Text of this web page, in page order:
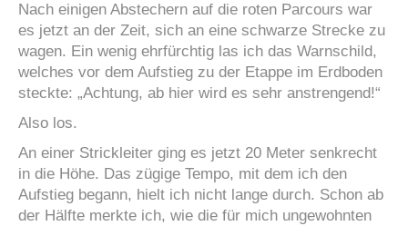
Nach einigen Abstechern auf die roten Parcours war
es jetzt an der Zeit, sich an eine schwarze Strecke zu
wagen. Ein wenig ehrfürchtig las ich das Warnschild,
welches vor dem Aufstieg zu der Etappe im Erdboden
steckte: „Achtung, ab hier wird es sehr anstrengend!“
Also los.
An einer Strickleiter ging es jetzt 20 Meter senkrecht
in die Höhe. Das zügige Tempo, mit dem ich den
Aufstieg begann, hielt ich nicht lange durch. Schon ab
der Hälfte merkte ich, wie die für mich ungewohnten